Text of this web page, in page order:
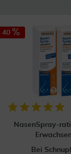
40
NasenSpray-
Bei